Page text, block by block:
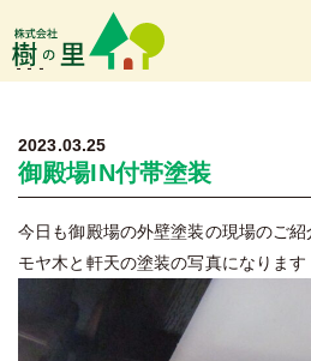
樹の里
2023.03.25
御殿場IN付帯塗装
今日も御殿場の外壁塗装の現場のご紹
モヤ木と軒天の塗装の写真になります